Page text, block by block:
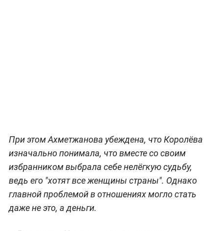
При этом Ахметжанова убеждена, что Королёва
изначально понимала, что вместе со своим
избранником выбрала себе нелёгкую судьбу,
ведь его "хотят все женщины страны". Однако
главной проблемой в отношениях могло стать
даже не это, а деньги.